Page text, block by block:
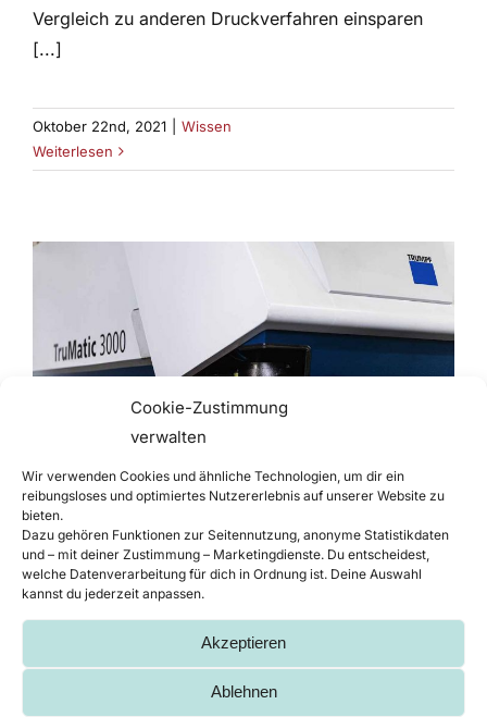
Cookie-Zustimmung
verwalten
Wir verwenden Cookies und ähnliche Technologien, um dir ein
reibungsloses und optimiertes Nutzererlebnis auf unserer Website zu
bieten.
Dazu gehören Funktionen zur Seitennutzung, anonyme Statistikdaten
und – mit deiner Zustimmung – Marketingdienste. Du entscheidest,
welche Datenverarbeitung für dich in Ordnung ist. Deine Auswahl
kannst du jederzeit anpassen.
Akzeptieren
Ablehnen
Vergleich zu anderen Druckverfahren einsparen
[...]
Oktober 22nd, 2021
Wissen
Weiterlesen
Blech lasern oder
stanzen? Teil 2: Die
Vorteile des Lasers
Blech lasern ist eine Fertigungsmethode, mit der